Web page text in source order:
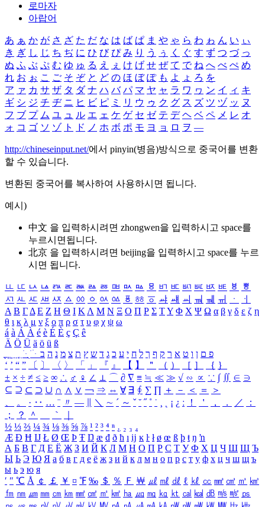
로마자
아랍어
あ ぁ か が さ ざ た だ な は ば ぱ ま や ゃ ら わ ゎ ん い ぃ
き ぎ し じ ち ぢ に ひ び ぴ み り う ぅ く ぐ す ず つ づ っ
ぬ ふ ぶ ぷ む ゆ ゅ る え ぇ け げ せ ぜ て で ね へ べ ぺ め
れ お ぉ こ ご そ ぞ と ど の ほ ぼ ぽ も よ ょ ろ を
ア ァ カ サ ザ タ ダ ナ ハ バ パ マ ヤ ャ ラ ワ ヮ ン イ ィ キ
ギ シ ジ チ ヂ ニ ヒ ビ ピ ミ リ ウ ゥ ク グ ス ズ ツ ヅ ッ ヌ
フ ブ プ ム ユ ュ ル エ ェ ケ ゲ セ ゼ テ デ ヘ ベ ペ メ レ オ
ォ コ ゴ ソ ゾ ト ド ノ ホ ボ ポ モ ヨ ョ ロ ヲ ―
http://chineseinput.net/에서 pinyin(병음)방식으로 중국어를 변환
할 수 있습니다.
변환된 중국어를 복사하여 사용하시면 됩니다.
예시)
中文 을 입력하시려면 zhongwen을 입력하시고 space를
누르시면됩니다.
北京 을 입력하시려면 beijing을 입력하시고 space를 누르
시면 됩니다.
ㅥ ㅦ ㅧ ㅨ ㅩ ㅪ ㅫ ㅬ ㅭ ㅮ ㅯ ㅰ ㅱ ㅲ ㅳ ㅴ ㅵ ㅶ ㅷ ㅸ
ㅹ
ㅺ ㅻ ㅼ ㅽ ㅾ ㅿ ㆀ ㆁ ㆂ ㆃ ㆄ ㆅ ㆆ ㆇ ㆈ ㆉ ㆊ ㆋ ㆌ ㆍ
ㆎ
Α Β ΓΔ Ε Ζ Η Θ Ι ΚΛ Μ Ν Ξ Ο Π Ρ Σ ΤΥ Φ Χ Ψ Ω α β γ δ ε ζ η
θ ι κ λ μ ν ξ ο π ρ σ τ υ φ χ ψ ω
á à Á À é è É È ç Ç ê
Ä Ö Ü ä ö ü ß
ִֶֹ ֻּ ׁׂ פ ם ן ו ט א ר ק ף ך ל ח י ע כ ג ד ש ץ ת צ מ נ ה ב
‘ ’ “ ” 〔 〕 〈 〉 「 」 『 』 【 】 ＂ （ ） ［ ］ ｛ ｝
± × ÷ ≠ ≤ ≥ ∞ ∴ ♂ ♀ ∠ ⊥ ⌒ ∂ ∇ ≡ ≒ ≪ ≫ √ ∽ ∝ ∵ ∫ ∬ ∈ ∋
⊆ ⊇ ⊂ ⊃ ∪ ∩ ∧ ∨ ￢ ⇒ ⇔ ∀ ∃ ∮ ∑ ∏ ＋ － ＜ ＝
＞
、
。 · ‥ … ¨ 〃 ― ＼ ∼ ´ ～ ˇ ˘ ˝ ˚ ˙ ¸ ¡ ¿ ː ！ ＇ ， ． ／
：
；
？ ＾ ｀
½ ⅓ ⅔ ¼ ¾ ⅛ ⅜ ⅝ ⅞ ¹ ² ³ ⁴ ⁿ ₁ ₂ ₃ ₄
Æ Ð Ħ Ĳ Ł Ø Œ Þ Ŧ Ŋ æ đ ð ħ ı ĳ ĸ ŀ ł ø œ ß þ ŧ ŋ ŉ
А Б В Г Д Е Ё Ж З И Й К Л М Н О П Р С Т У Ф Х Ц Ч Ш Щ Ъ
Ы Ь Э Ю Я а б в г д е ё ж з и й к л м н о п р с т у ф х ц ч ш щ ъ
ы ь э ю я
′ ″ ℃ Å ￠ ￡ ￥ ¤ ℉ ‰ ＄ ％ Ｆ ￦ ㎕ ㎖ ㎗ ℓ ㎘ ㏄ ㎣ ㎤ ㎥ ㎦
㎙ ㎚ ㎛ ㎜ ㎝ ㎞ ㎟ ㎠ ㎡ ㎢ ㏊ ㎍ ㎎ ㎏ ㏏ ㎈ ㎉ ㏈ ㎧ ㎨ ㎰